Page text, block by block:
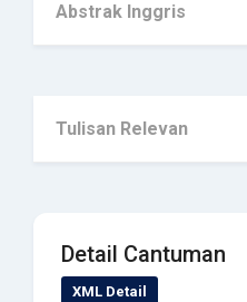
Abstrak Inggris
Tulisan Relevan
Detail Cantuman
XML Detail